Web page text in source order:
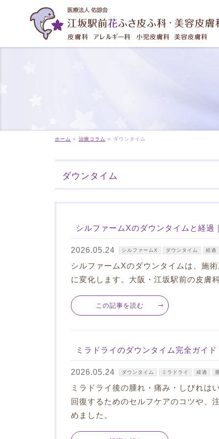
ホーム » 治療コラム » ダウンタイム
ダウンタイム
シルファームXのダウンタイムと経過
2026.05.24 シルファームX ダウンタイム 経過
シルファームXのダウンタイムは、施
に変化します。大阪・江坂駅前の皮膚
この記事を読む
ミラドライのダウンタイム完全ガイ
2026.05.24 ダウンタイム ミラドライ 経過
ミラドライ後の腫れ・痛み・しびれは
回復するためのセルフケアのコツや、
めました。